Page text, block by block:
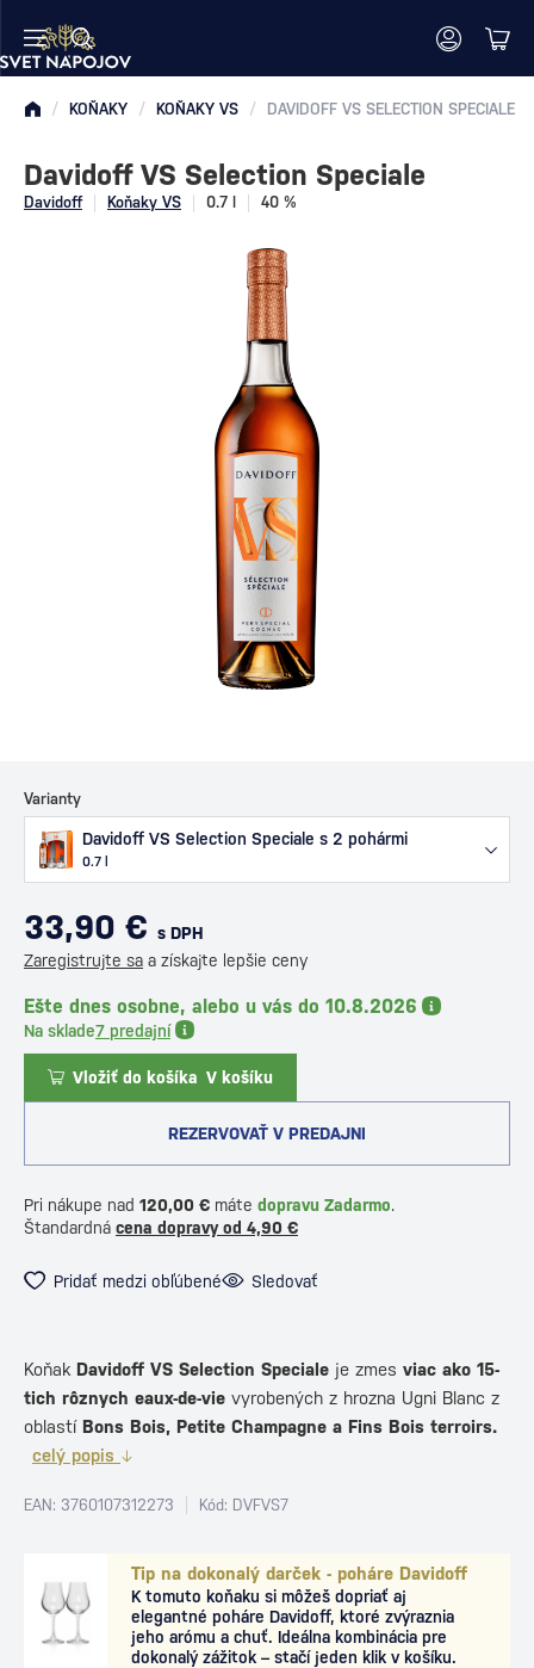
/ KOŇAKY / KOŇAKY VS / DAVIDOFF VS SELECTION SPECIALE
Davidoff Koňaky VS 0.7 l 40 %
Davidoff VS Selection Speciale
Varianty
Davidoff VS Selection Speciale s 2 pohármi
0.7 l
33,90 € s DPH
Zaregistrujte sa a získajte lepšie ceny
Ešte dnes osobne, alebo u vás do 10.8.2026
Na sklade7 predajní
Vložiť do košíka V košíku
REZERVOVAŤ V PREDAJNI
Pri nákupe nad 120,00 € máte dopravu Zadarmo.
Štandardná cena dopravy od 4,90 €
Pridať medzi obľúbené Sledovať
Tip na dokonalý darček - poháre Davidoff
K tomuto koňaku si môžeš dopriať aj
elegantné poháre Davidoff, ktoré zvýraznia
jeho arómu a chuť. Ideálna kombinácia pre
dokonalý zážitok – stačí jeden klik v košíku.
Koňak Davidoff VS Selection Speciale je zmes viac ako 15-
tich rôznych eaux-de-vie vyrobených z hrozna Ugni Blanc z
oblastí Bons Bois, Petite Champagne a Fins Bois terroirs.
celý popis
EAN: 3760107312273 Kód: DVFVS7